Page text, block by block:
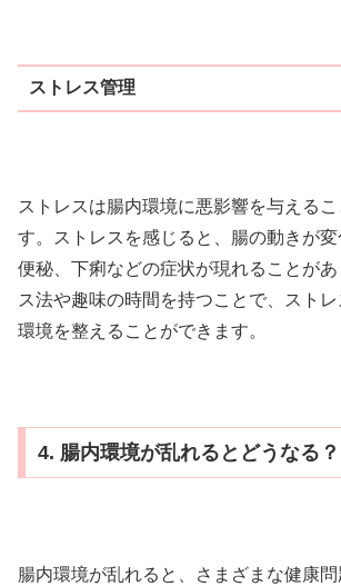
ストレス管理
ストレスは腸内環境に悪影響を与える
す。ストレスを感じると、腸の動きが
便秘、下痢などの症状が現れることが
ス法や趣味の時間を持つことで、スト
環境を整えることができます。
4. 腸内環境が乱れるとどうなる？
腸内環境が乱れると、さまざまな健康